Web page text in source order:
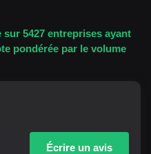
sur 5427 entreprises ayant
pondérée par le volume
Écrire un avis